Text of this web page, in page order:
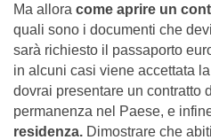
Ma allora come aprire un
quali sono i documenti che
sarà richiesto il passaporto
in alcuni casi viene accettata
dovrai presentare un contratto
permanenza nel Paese, e
residenza. Dimostrare che